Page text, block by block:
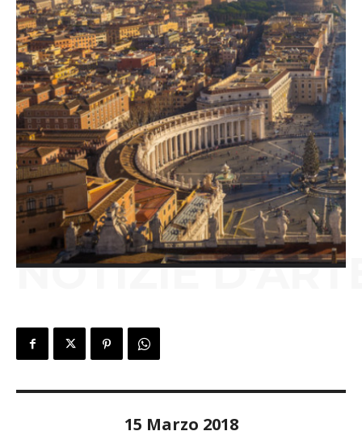
NOTIZIE
15 Marzo 2018